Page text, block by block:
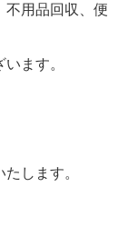
不用品回収、便
ます。
します。